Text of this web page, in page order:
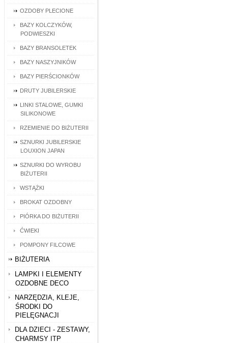
OZDOBY PLECIONE
BAZY KOLCZYKÓW,
PODWIESZKI
BAZY BRANSOLETEK
BAZY NASZYJNIKÓW
BAZY PIERŚCIONKÓW
DRUTY JUBILERSKIE
LINKI STALOWE, GUMKI
SILIKONOWE
RZEMIENIE DO BIŻUTERII
SZNURKI JUBILERSKIE
LOUXION JAPAN
SZNURKI DO WYROBU
BIŻUTERII
WSTĄŻKI
BROKAT OZDOBNY
PIÓRKA DO BIŻUTERII
ĆWIEKI
POMPONY FILCOWE
BIŻUTERIA
LAMPKI I ELEMENTY
OZDOBNE DECO
NARZĘDZIA, KLEJE,
ŚRODKI DO
PIELĘGNACJI
DLA DZIECI - ZESTAWY,
CHARMSY ITP